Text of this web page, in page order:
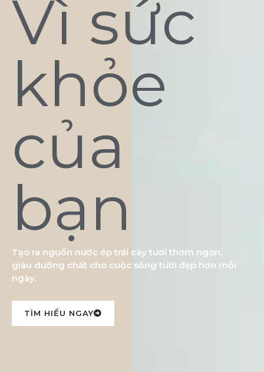
Vì sức
khỏe
của
bạn
Tạo ra nguồn nước ép trái cây tươi thơm ngon,
giàu dưỡng chất cho cuộc sống tươi đẹp hơn mỗi
ngày.
TÌM HIỂU NGAY